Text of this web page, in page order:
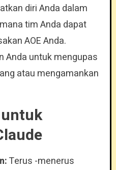
diri Anda dalam
tim Anda dapat
AOE Anda.
Anda untuk mengupas
atau mengamankan
Terus -menerus